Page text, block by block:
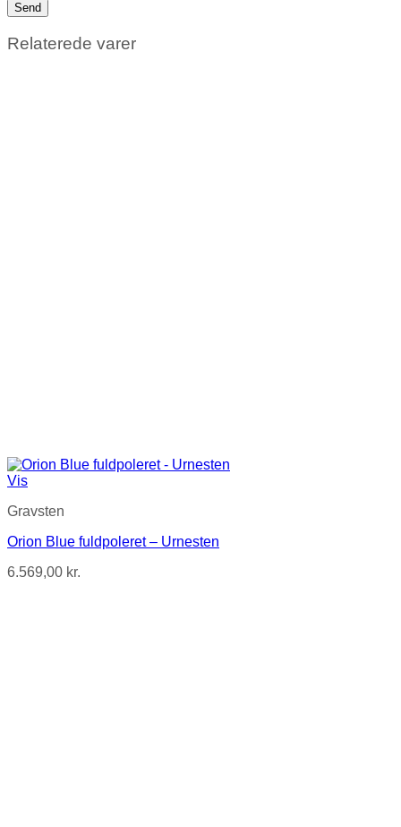
Relaterede varer
Vis
Gravsten
Orion Blue fuldpoleret – Urnesten
6.569,00 kr.